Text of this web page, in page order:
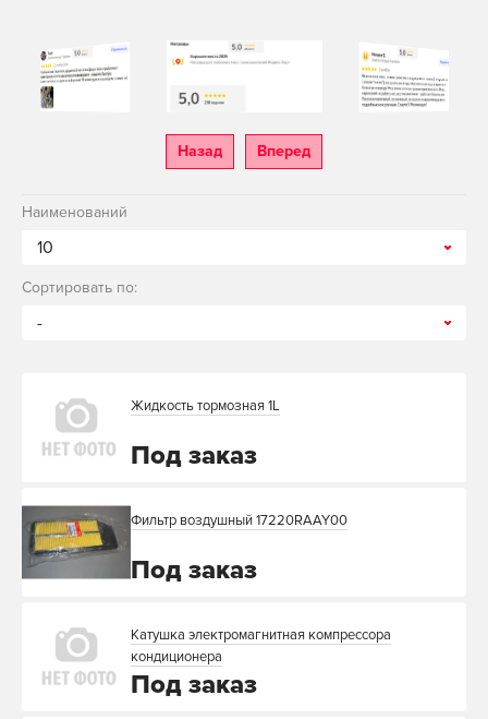
Назад Вперед
Наименований
10
Сортировать по:
-
Жидкость тормозная 1L
Под заказ
Фильтр воздушный 17220RAAY00
Под заказ
Катушка электромагнитная компрессора
кондиционера
Под заказ